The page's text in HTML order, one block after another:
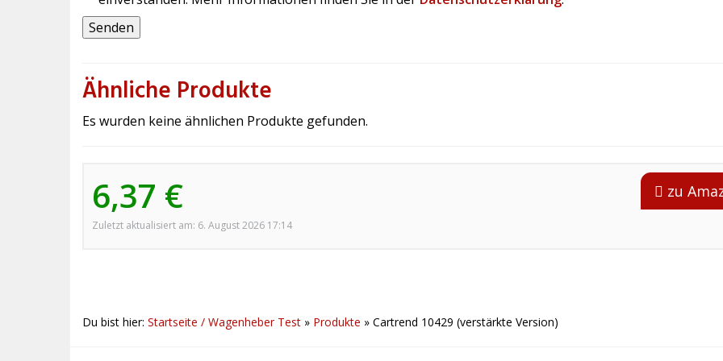
Ähnliche Produkte
Es wurden keine ähnlichen Produkte gefunden.
6,37 €
Zuletzt aktualisiert am: 6. August 2026 17:14
zu
Du bist hier: Startseite / Wagenheber Test » Produkte » Cartrend 10429 (verstärkte Version)